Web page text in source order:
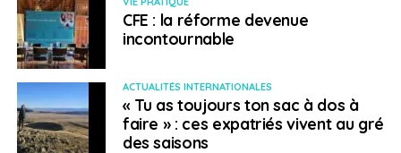
CFE : la réforme devenue
incontournable
ACTUALITÉS INTERNATIONALES
« Tu as toujours ton sac à dos à
faire » : ces expatriés vivent au gré
des saisons